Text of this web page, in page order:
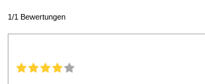
1/1 Bewertungen